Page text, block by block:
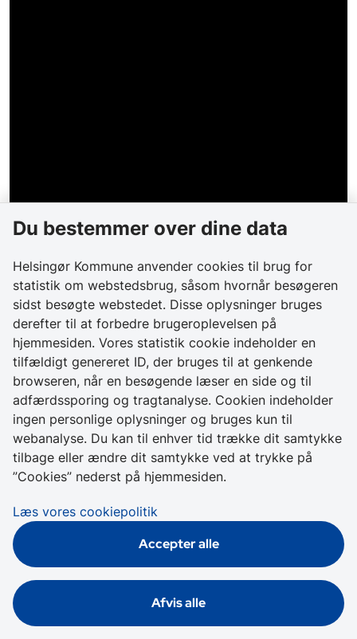
Du bestemmer over dine data
Helsingør Kommune anvender cookies til brug for
statistik om webstedsbrug, såsom hvornår besøgeren
sidst besøgte webstedet. Disse oplysninger bruges
derefter til at forbedre brugeroplevelsen på
hjemmesiden. Vores statistik cookie indeholder en
tilfældigt genereret ID, der bruges til at genkende
browseren, når en besøgende læser en side og til
adfærdssporing og tragtanalyse. Cookien indeholder
ingen personlige oplysninger og bruges kun til
webanalyse. Du kan til enhver tid trække dit samtykke
tilbage eller ændre dit samtykke ved at trykke på
”Cookies” nederst på hjemmesiden.
Læs vores cookiepolitik
Accepter alle
Afvis alle